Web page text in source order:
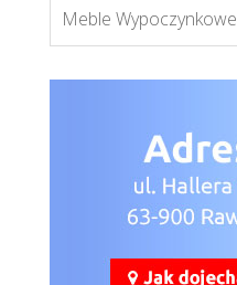
Meble Wypoczynkowe